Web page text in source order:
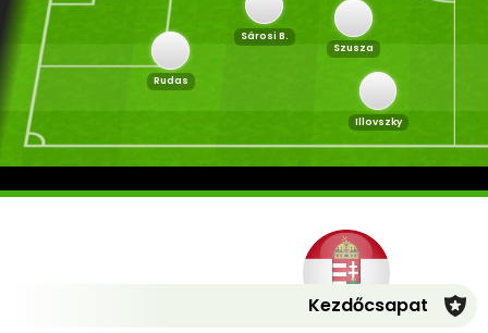
Rudas
Sárosi B.
Illovszky
Szusza
Kezdőcsapat